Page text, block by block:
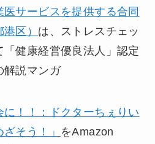
サービスを提供する合同
区） は、ストレスチェッ
健康経営優良法人」認定
解説マンガ
！！：ドクターちぇりい
そう！」 をAmazon